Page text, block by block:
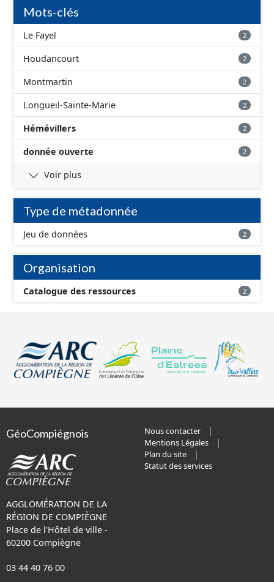
Mots-clés
Le Fayel 2
Houdancourt 2
Montmartin 2
Longueil-Sainte-Marie 2
Hémévillers 2
donnée ouverte 2
Voir plus
Type de métadonnée
Jeu de données 2
Organisation
Catalogue des ressources 2
GéoCompiégnois
AGGLOMÉRATION DE LA
RÉGION DE COMPIÈGNE
Place de l'Hôtel de ville -
60200 Compiègne
03 44 40 76 00
Nous contacter
Mentions Légales
Plan du site
Statut des services